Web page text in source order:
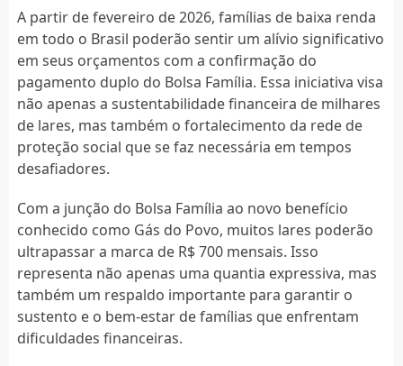
A partir de fevereiro de 2026, famílias de baixa renda
em todo o Brasil poderão sentir um alívio significativo
em seus orçamentos com a confirmação do
pagamento duplo do Bolsa Família. Essa iniciativa visa
não apenas a sustentabilidade financeira de milhares
de lares, mas também o fortalecimento da rede de
proteção social que se faz necessária em tempos
desafiadores.
Com a junção do Bolsa Família ao novo benefício
conhecido como Gás do Povo, muitos lares poderão
ultrapassar a marca de R$ 700 mensais. Isso
representa não apenas uma quantia expressiva, mas
também um respaldo importante para garantir o
sustento e o bem-estar de famílias que enfrentam
dificuldades financeiras.